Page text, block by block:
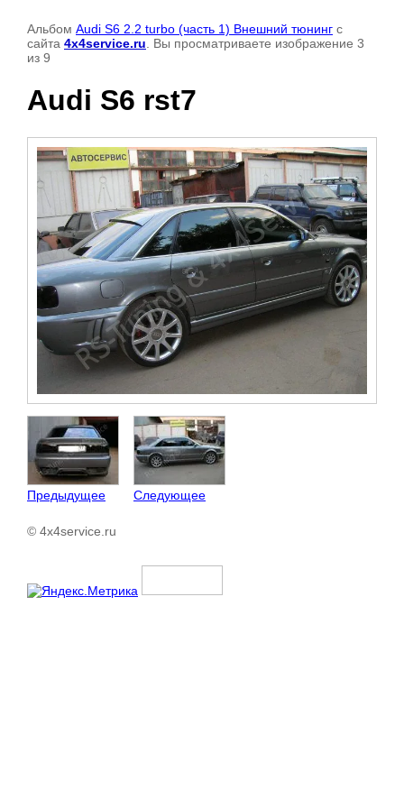
Альбом Audi S6 2.2 turbo (часть 1) Внешний тюнинг с
сайта 4x4service.ru . Вы просматриваете изображение 3
из 9
Audi S6 rst7
Предыдущее Следующее
© 4x4service.ru